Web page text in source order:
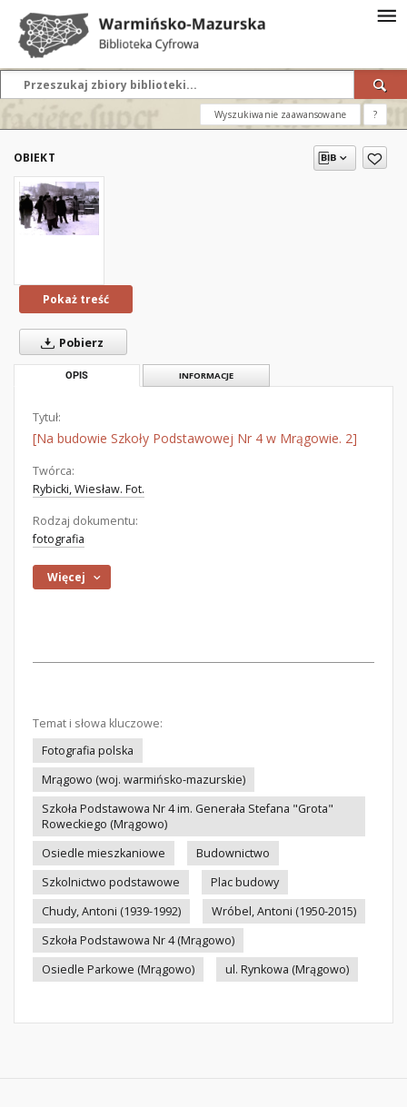
Wyszukiwanie zaawansowane ?
OBIEKT
Pokaż treść
Pobierz
OPIS INFORMACJE
Tytuł:
[Na budowie Szkoły Podstawowej Nr 4 w Mrągowie. 2]
Twórca:
Rybicki, Wiesław. Fot.
Rodzaj dokumentu:
fotografia
Więcej
Temat i słowa kluczowe:
Fotografia polska
Mrągowo (woj. warmińsko-mazurskie)
Szkoła Podstawowa Nr 4 im. Generała Stefana "Grota"
Roweckiego (Mrągowo)
Osiedle mieszkaniowe
Budownictwo
Szkolnictwo podstawowe
Plac budowy
Chudy, Antoni (1939-1992)
Wróbel, Antoni (1950-2015)
Szkoła Podstawowa Nr 4 (Mrągowo)
Osiedle Parkowe (Mrągowo)
ul. Rynkowa (Mrągowo)